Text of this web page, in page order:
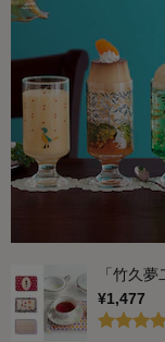
「竹久
¥1,477